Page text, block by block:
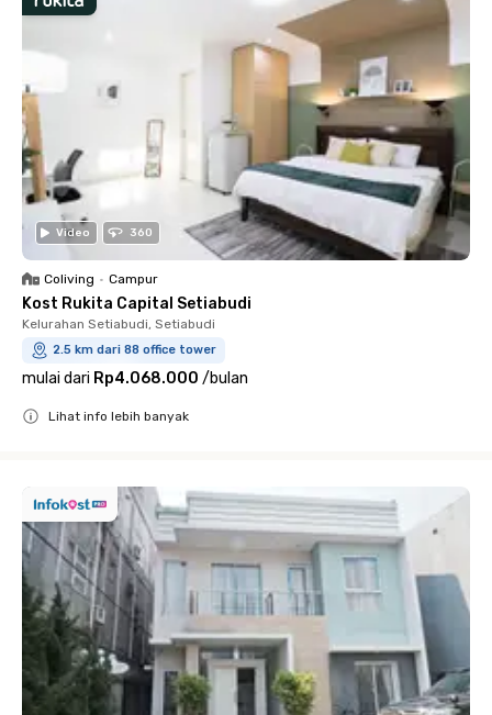
Video 360
Coliving • Campur
Kost Rukita Capital Setiabudi
Kelurahan Setiabudi, Setiabudi
2.5 km dari 88 office tower
mulai dari Rp4.068.000 /bulan
Lihat info lebih banyak